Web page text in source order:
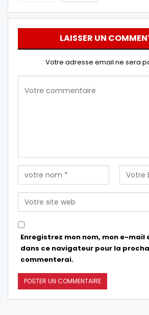
LAISSER UN
Votre adresse email ne sera
Enregistrez mon nom, mon e-mail
dans ce navigateur pour la
commenterai.